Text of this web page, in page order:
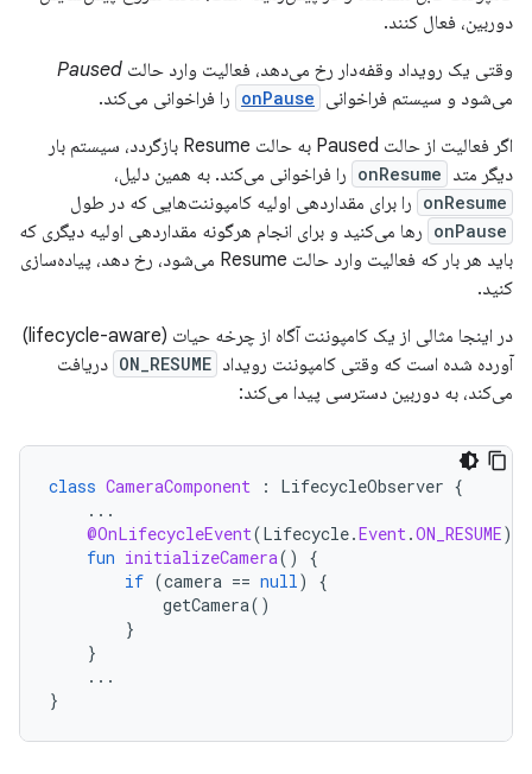
دوربین، فعال کنند.
وقتی یک رویداد وقفه‌دار رخ می‌دهد، فعالیت وارد حالت Paused
می‌شود و سیستم فراخوانی onPause را فراخوانی می‌کند.
اگر فعالیت از حالت Paused به حالت Resume بازگردد، سیستم بار
دیگر متد onResume را فراخوانی می‌کند. به همین دلیل،
onResume را برای مقداردهی اولیه کامپوننت‌هایی که در طول
onPause رها می‌کنید و برای انجام هرگونه مقداردهی اولیه دیگری که
باید هر بار که فعالیت وارد حالت Resume می‌شود، رخ دهد، پیاده‌سازی
کنید.
در اینجا مثالی از یک کامپوننت آگاه از چرخه حیات (lifecycle-aware)
آورده شده است که وقتی کامپوننت رویداد ON_RESUME دریافت
می‌کند، به دوربین دسترسی پیدا می‌کند:
class CameraComponent : LifecycleObserver {
...
@OnLifecycleEvent(Lifecycle.Event .ON_RESUME)
fun initializeCamera()
{
if (camera == null )
{
getCamera()
}
}
...
}